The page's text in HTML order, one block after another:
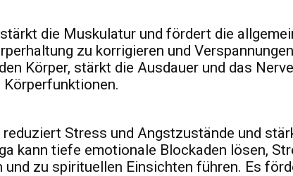
die Muskulatur und fördert die
zu korrigieren und
Körper, stärkt die Ausdauer und das
Stress und Angstzustände und
kann tiefe emotionale Blockaden lösen,
zu spirituellen Einsichten führen. Es